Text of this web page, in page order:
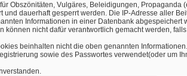
Obszönitäten, Vulgäres, Beleidigungen, Propaganda
dauerhaft gesperrt werden. Die IP-Adresse aller
Informationen in einer Datenbank abgespeichert
nicht dafür verantwortlich gemacht werden,
beinhalten nicht die oben genannten
sowie des Passwortes verwendet(oder um